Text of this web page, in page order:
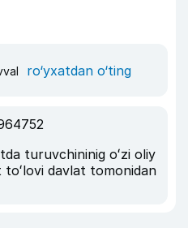
ro‘yxatdan o‘ting
turuvchininig oʻzi oliy
toʻlovi davlat tomonidan